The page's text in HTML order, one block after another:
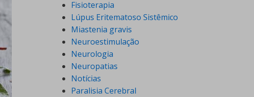
Fisioterapia
Lúpus Eritematoso Sistêmico
Miastenia gravis
Neuroestimulação
Neurologia
Neuropatias
Notícias
Paralisia Cerebral